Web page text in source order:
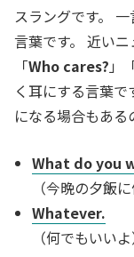
スラングです。
言葉です。 近い
「Who cares? 」
く耳にする言葉
になる場合もある
What do you
（今晩の夕飯
Whatever.
（何でもいいよ